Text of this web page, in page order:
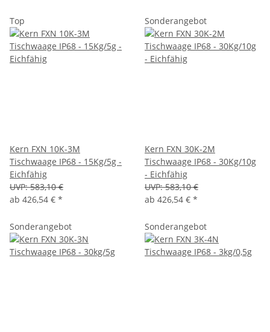
Top
Kern FXN 10K-3M
Tischwaage IP68 - 15Kg/5g -
Eichfähig
UVP: 583,10 €
ab 426,54 € *
Sonderangebot
Kern FXN 30K-2M
Tischwaage IP68 - 30Kg/10g
- Eichfähig
UVP: 583,10 €
ab 426,54 € *
Sonderangebot Sonderangebot